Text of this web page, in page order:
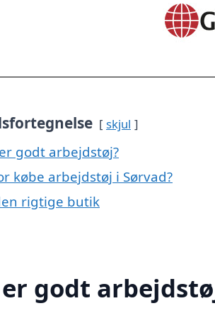
skjul
godt arbejdstøj?
købe arbejdstøj i Sørvad?
rigtige butik
godt